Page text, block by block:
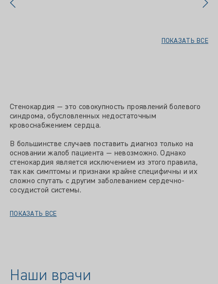
ПОКАЗАТЬ ВСЕ
Стенокардия — это совокупность проявлений болевого
синдрома, обусловленных недостаточным
кровоснабжением сердца.
В большинстве случаев поставить диагноз только на
основании жалоб пациента — невозможно. Однако
стенокардия является исключением из этого правила,
так как симптомы и признаки крайне специфичны и их
сложно спутать с другим заболеванием сердечно-
сосудистой системы.
ПОКАЗАТЬ ВСЕ
Наши врачи